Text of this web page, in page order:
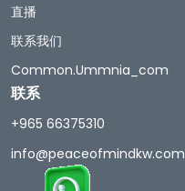
直播
联系我们
Common.ummnia_com
联系
+965 66375310
info@peaceofmindkw.com